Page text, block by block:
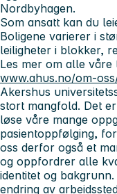
Nordbyhagen.
Som ansatt kan du
Boligene varierer i
leiligheter i blokker,
Les mer om alle
www.ahus.no/om-
Akershus
stort mangfold. Det
løse våre mange
pasientoppfølging,
oss derfor også et
og oppfordrer alle
identitet og
endring av